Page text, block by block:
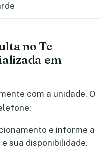
no Tc
em
com a unidade. O
e informe a
sua disponibilidade.